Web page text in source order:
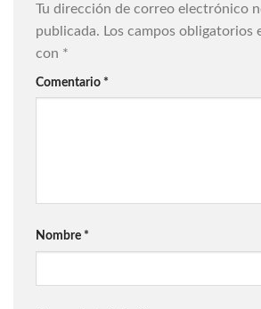
Tu dirección de correo electrónico
publicada. Los campos obligatorios
con *
Comentario *
Nombre *